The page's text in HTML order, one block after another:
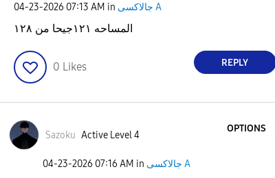
‎04-23-2026 07:13 AM in جالاكسى A
المساحه ١٢١جيحا من ١٢٨
0 Likes REPLY
Sazoku Active Level 4
OPTIONS
‎04-23-2026 07:16 AM in جالاكسى A